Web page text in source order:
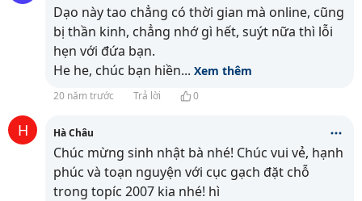
Dạo này tao chẳng có thời gian mà online, cũng
bị thần kinh, chẳng nhớ gì hết, suýt nữa thì lỗi
hẹn với đứa bạn.
He he, chúc bạn hiền... Xem thêm
20 năm trước Trả lời 0
H Hà Châu
Chúc mừng sinh nhật bà nhé! Chúc vui vẻ, hạnh
phúc và toạn nguyện với cục gạch đặt chỗ
trong topíc 2007 kia nhé! hì